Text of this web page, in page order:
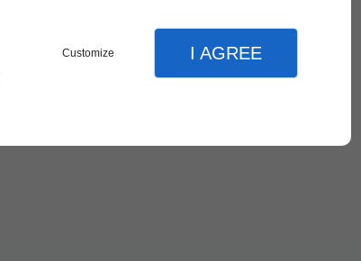
Customize I AGREE